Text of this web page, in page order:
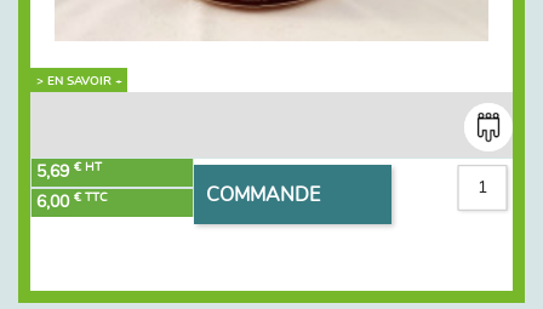
> EN SAVOIR +
5,69 € HT
6,00 € TTC COMMANDE